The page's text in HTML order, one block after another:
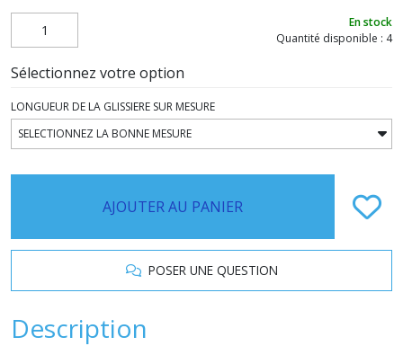
En stock
Quantité disponible : 4
Sélectionnez votre option
LONGUEUR DE LA GLISSIERE SUR MESURE
AJOUTER AU PANIER
POSER UNE QUESTION
Description